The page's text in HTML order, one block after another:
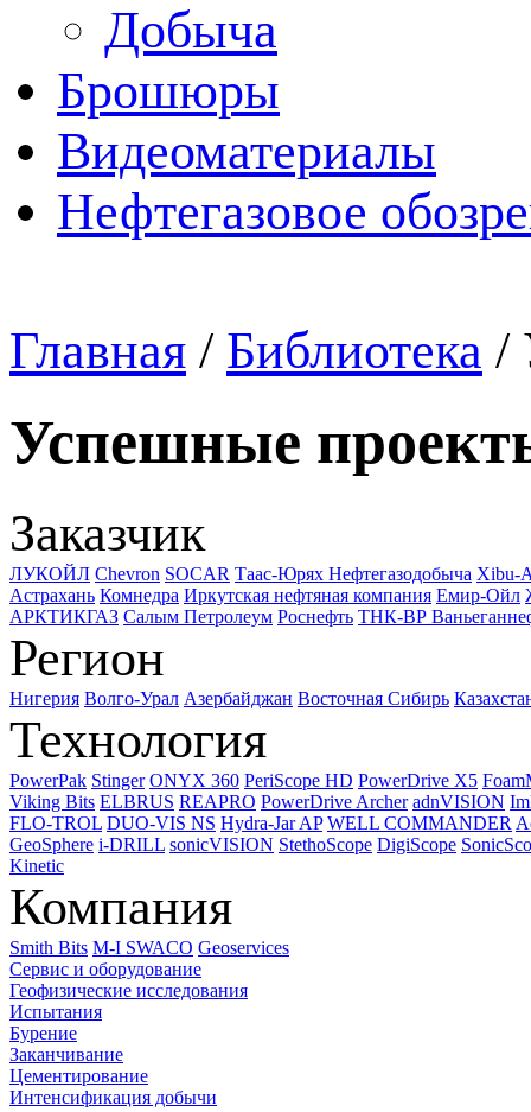
Добыча
Брошюры
Видеоматериалы
Нефтегазовое
Главная / Библиотека /
Успешные
Заказчик
ЛУКОЙЛ Chevron SOCAR Таас-Юрях Нефтегазодобыча Xibu-
Астрахань Комнедра Иркутская нефтяная компания Емир-Ойл
АРКТИКГАЗ Салым Петролеум Роснефть ТНК-ВР
Регион
Нигерия Волго-Урал Азербайджан Восточная Сибирь
Технология
PowerPak Stinger ONYX 360 PeriScope HD PowerDrive X5
Viking Bits ELBRUS REAPRO PowerDrive Archer adnVISION
FLO-TROL DUO-VIS NS Hydra-Jar AP WELL COMMANDER
GeoSphere i-DRILL sonicVISION StethoScope DigiScope
Kinetic
Компания
Smith Bits M-I SWACO Geoservices
Сервис и оборудование
Геофизические исследования
Испытания
Бурение
Заканчивание
Цементирование
Интенсификация добычи